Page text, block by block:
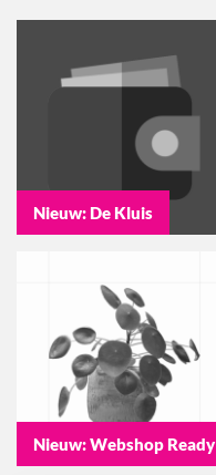
Nieuw: De Kluis
Nieuw: Webshop Ready